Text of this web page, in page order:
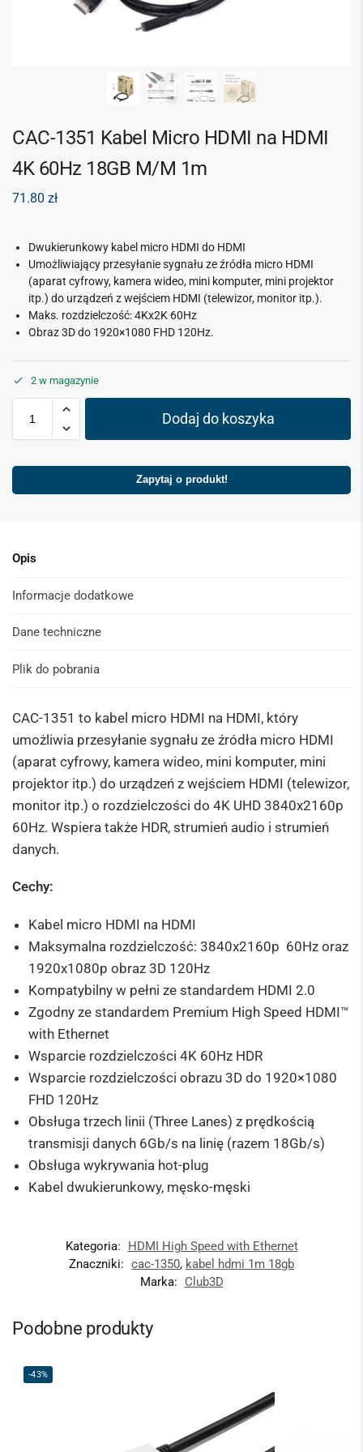
CAC-1351 Kabel Micro HDMI na HDMI
4K 60Hz 18GB M/M 1m
71.80 zł
Dwukierunkowy kabel micro HDMI do HDMI
Umożliwiający przesyłanie sygnału ze źródła micro HDMI
(aparat cyfrowy, kamera wideo, mini komputer, mini projektor
itp.) do urządzeń z wejściem HDMI (telewizor, monitor itp.).
Maks. rozdzielczość: 4Kx2K 60Hz
Obraz 3D do 1920×1080 FHD 120Hz.
2 w magazynie
Dodaj do koszyka
Zapytaj o produkt!
Opis
Informacje dodatkowe
Dane techniczne
Plik do pobrania
CAC-1351 to kabel micro HDMI na HDMI, który
umożliwia przesyłanie sygnału ze źródła micro HDMI
(aparat cyfrowy, kamera wideo, mini komputer, mini
projektor itp.) do urządzeń z wejściem HDMI (telewizor,
monitor itp.) o rozdzielczości do 4K UHD 3840x2160p
60Hz. Wspiera także HDR, strumień audio i strumień
danych.
Cechy:
Kabel micro HDMI na HDMI
Maksymalna rozdzielczość: 3840x2160p 60Hz oraz
1920x1080p obraz 3D 120Hz
Kompatybilny w pełni ze standardem HDMI 2.0
Zgodny ze standardem Premium High Speed HDMI™
with Ethernet
Wsparcie rozdzielczości 4K 60Hz HDR
Wsparcie rozdzielczości obrazu 3D do 1920×1080
FHD 120Hz
Obsługa trzech linii (Three Lanes) z prędkością
transmisji danych 6Gb/s na linię (razem 18Gb/s)
Obsługa wykrywania hot-plug
Kabel dwukierunkowy, męsko-męski
Kategoria:
HDMI High Speed with Ethernet
Znaczniki: cac-1350, kabel hdmi 1m 18gb
Marka:
Club3D
Podobne produkty
-43%